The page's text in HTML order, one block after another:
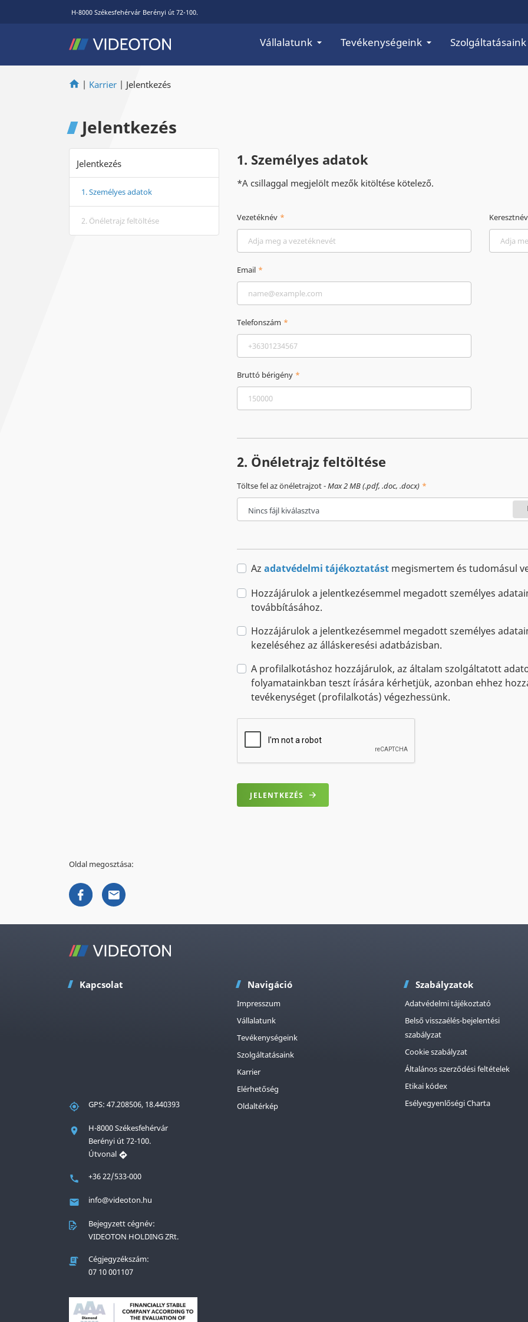
H-8000 Székesfehérvár Berényi út 72-100.
Vállalatunk Tevékenységeink Szolgáltatásaink
| Karrier | Jelentkezés
Jelentkezés
Jelentkezés
1. Személyes adatok
2. Önéletrajz feltöltése
1. Személyes adatok
*A csillaggal megjelölt mezők kitöltése kötelező.
Vezetéknév Keresztnév
Email
Telefonszám
Bruttó bérigény
2. Önéletrajz feltöltése
Töltse fel az önéletrajzot -Max 2 MB (.pdf, .doc, .docx)
Nincs fájl kiválasztva
Az adatvédelmi tájékoztatást megismertem és tudomásul
Hozzájárulok a jelentkezésemmel megadott személyes
továbbításához.
Hozzájárulok a jelentkezésemmel megadott személyes
kezeléséhez az álláskeresési adatbázisban.
A profilalkotáshoz hozzájárulok, az általam szolgáltatott
folyamatainkban teszt írására kérhetjük, azonban ehhez
tevékenységet (profilalkotás) végezhessünk.
JELENTKEZÉS
Oldal megosztása:
Kapcsolat
GPS: 47.208506, 18.440393
H-8000 Székesfehérvár
Berényi út 72-100.
Útvonal
+36 22/533-000
info@videoton.hu
Bejegyzett cégnév:
VIDEOTON HOLDING ZRt.
Cégjegyzékszám:
07 10 001107
Navigáció
Impresszum
Vállalatunk
Tevékenységeink
Szolgáltatásaink
Karrier
Elérhetőség
Oldaltérkép
Szabályzatok
Adatvédelmi tájékoztató
Belső visszaélés-bejelentési
szabályzat
Cookie szabályzat
Általános szerződési feltételek
Etikai kódex
Esélyegyenlőségi Charta